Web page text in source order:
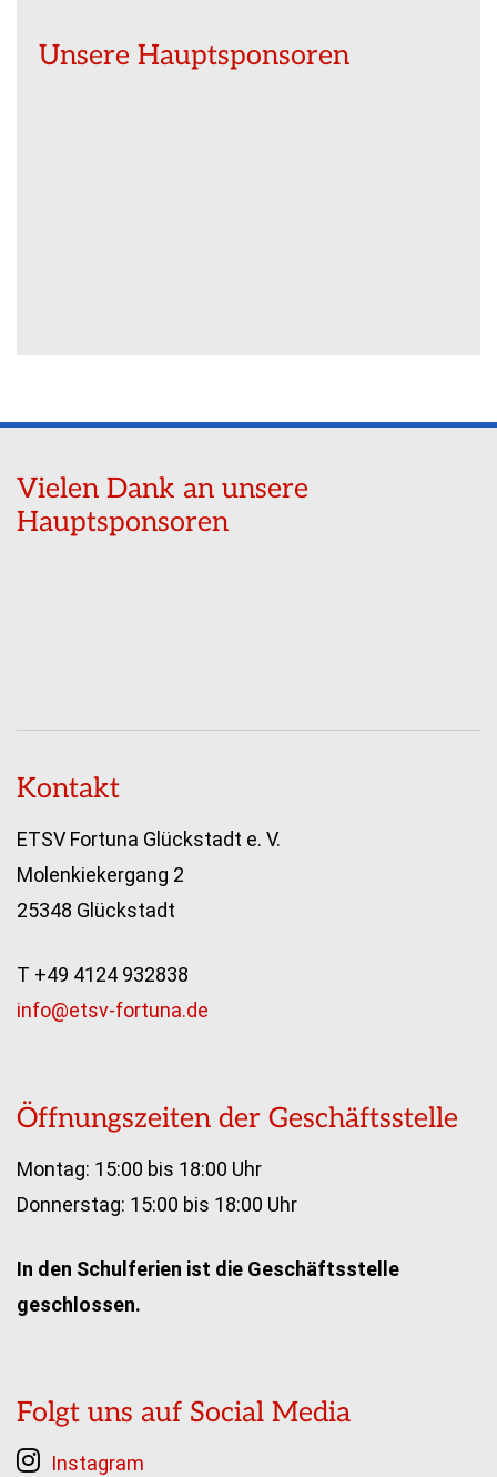
Unsere Hauptsponsoren
Vielen Dank an unsere
Hauptsponsoren
Kontakt
ETSV Fortuna Glückstadt e. V.
Molenkiekergang 2
25348 Glückstadt
T +49 4124 932838
info@etsv-fortuna.de
Öffnungszeiten der Geschäftsstelle
Montag: 15:00 bis 18:00 Uhr
Donnerstag: 15:00 bis 18:00 Uhr
In den Schulferien ist die Geschäftsstelle
geschlossen.
Folgt uns auf Social Media
Instagram